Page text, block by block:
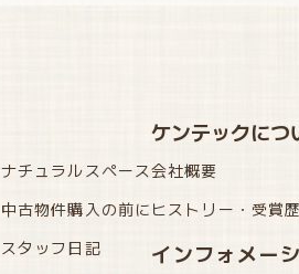
ナチュラルスペース
中古物件購入の前に
スタッフ日記
ケンテックにつ
会社概要
ヒストリー・受賞歴
インフォメー